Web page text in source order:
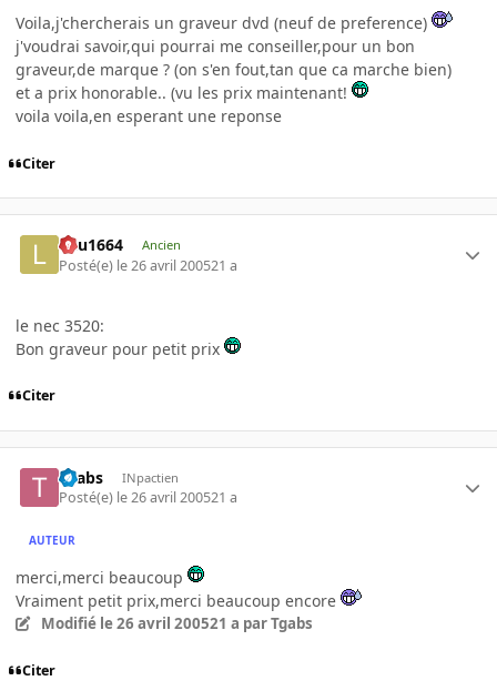
Voila,j'chercherais un graveur dvd (neuf de preference)
j'voudrai savoir,qui pourrai me conseiller,pour un bon
graveur,de marque ? (on s'en fout,tan que ca marche bien)
et a prix honorable.. (vu les prix maintenant!
voila voila,en esperant une reponse
Citer
lulu1664 Ancien
Posté(e) le 26 avril 200521 a
le nec 3520:
Bon graveur pour petit prix
Citer
Tgabs INpactien
Posté(e) le 26 avril 200521 a
AUTEUR
merci,merci beaucoup
Vraiment petit prix,merci beaucoup encore
Modifié le 26 avril 200521 a par Tgabs
Citer